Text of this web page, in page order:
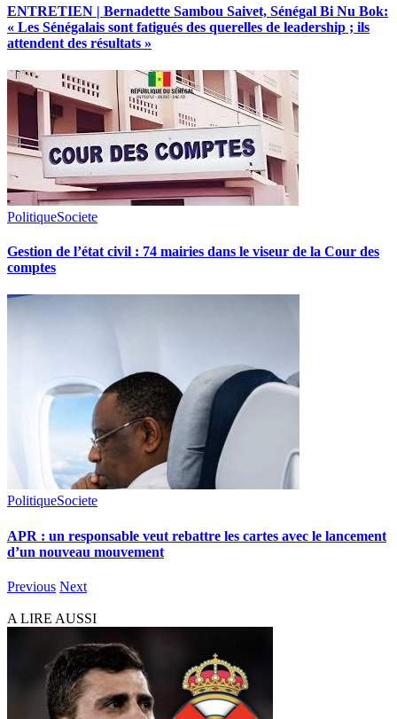
ENTRETIEN | Bernadette Sambou Saivet, Sénégal Bi Nu Bok:
« Les Sénégalais sont fatigués des querelles de leadership ; ils
attendent des résultats »
PolitiqueSociete
Gestion de l’état civil : 74 mairies dans le viseur de la Cour des
comptes
PolitiqueSociete
APR : un responsable veut rebattre les cartes avec le lancement
d’un nouveau mouvement
Previous Next
A LIRE AUSSI